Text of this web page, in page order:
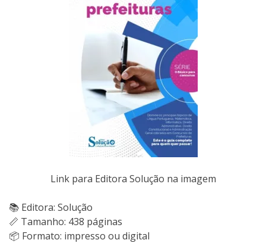
Link para Editora Solução na imagem
📚 Editora: Solução
📏 Tamanho: 438 páginas
📦 Formato: impresso ou digital